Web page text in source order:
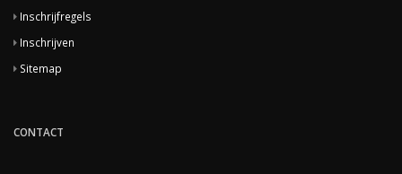
Inschrijfregels
Inschrijven
Sitemap
CONTACT